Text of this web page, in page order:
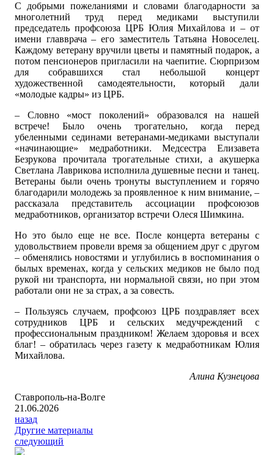
С добрыми пожеланиями и словами благодарности за
многолетний труд перед медиками выступили
председатель профсоюза ЦРБ Юлия Михайлова и – от
имени главврача – его заместитель Татьяна Новоселец.
Каждому ветерану вручили цветы и памятный подарок, а
потом пенсионеров пригласили на чаепитие. Сюрпризом
для собравшихся стал небольшой концерт
художественной самодеятельности, который дали
«молодые кадры» из ЦРБ.
– Словно «мост поколений» образовался на нашей
встрече! Было очень трогательно, когда перед
убеленными сединами ветеранами-медиками выступали
«начинающие» медработники. Медсестра Елизавета
Безрукова прочитала трогательные стихи, а акушерка
Светлана Лаврикова исполнила душевные песни и танец.
Ветераны были очень тронуты выступлением и горячо
благодарили молодежь за проявленное к ним внимание, –
рассказала представитель ассоциации профсоюзов
медработников, организатор встречи Олеся Шимкина.
Но это было еще не все. После концерта ветераны с
удовольствием провели время за общением друг с другом
– обменялись новостями и углубились в воспоминания о
былых временах, когда у сельских медиков не было под
рукой ни транспорта, ни нормальной связи, но при этом
работали они не за страх, а за совесть.
– Пользуясь случаем, профсоюз ЦРБ поздравляет всех
сотрудников ЦРБ и сельских медучреждений с
профессиональным праздником! Желаем здоровья и всех
благ! – обратилась через газету к медработникам Юлия
Михайлова.
Алина Кузнецова
Ставрополь-на-Волге
21.06.2026
назад
Другие материалы
следующий